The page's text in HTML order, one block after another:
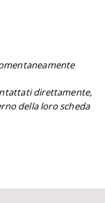
direttamente,
della loro scheda